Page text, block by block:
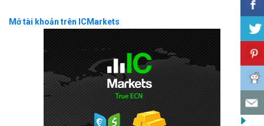
Mở tài khoản trên ICMarkets